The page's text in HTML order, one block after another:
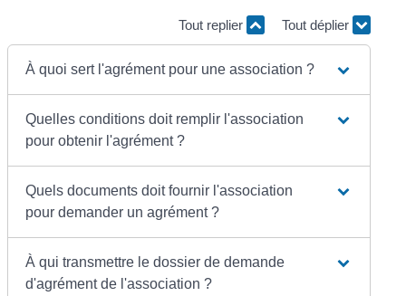
Tout replier Tout déplier
À quoi sert l'agrément pour une association ?
Quelles conditions doit remplir l'association
pour obtenir l'agrément ?
Quels documents doit fournir l'association
pour demander un agrément ?
À qui transmettre le dossier de demande
d'agrément de l'association ?